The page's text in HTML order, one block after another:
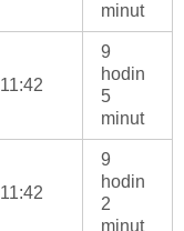
minut
11:42
9
hodin
5
minut
11:42
9
hodin
2
minut